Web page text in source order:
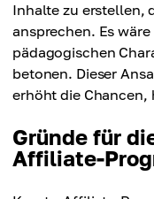
Inhalte zu erstellen,
ansprechen. Es
pädagogischen
betonen. Dieser
erhöht die Chancen,
Gründe für
Affiliate-